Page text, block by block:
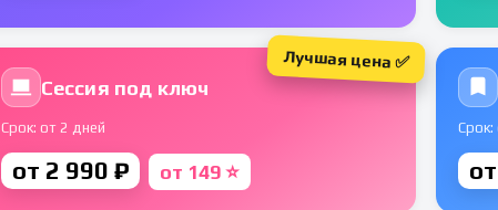
Сессия под ключ
Срок: от 2 дней
от 2 990 ₽ от 149 ⭐
Лучшая цена ✅
Срок: